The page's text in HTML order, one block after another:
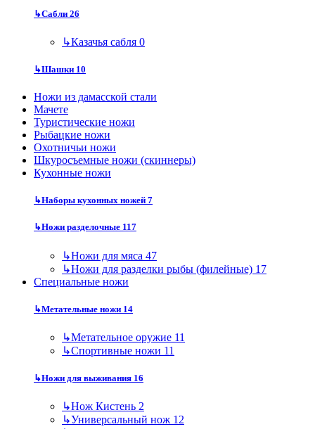
↳Сабли 26
↳Казачья сабля 0
↳Шашки 10
Ножи из дамасской стали
Мачете
Туристические ножи
Рыбацкие ножи
Охотничьи ножи
Шкуросъемные ножи (скиннеры)
Кухонные ножи
↳Наборы кухонных ножей 7
↳Ножи разделочные 117
↳Ножи для мяса 47
↳Ножи для разделки рыбы (филейные) 17
Специальные ножи
↳Метательные ножи 14
↳Метательное оружие 11
↳Спортивные ножи 11
↳Ножи для выживания 16
↳Нож Кистень 2
↳Универсальный нож 12